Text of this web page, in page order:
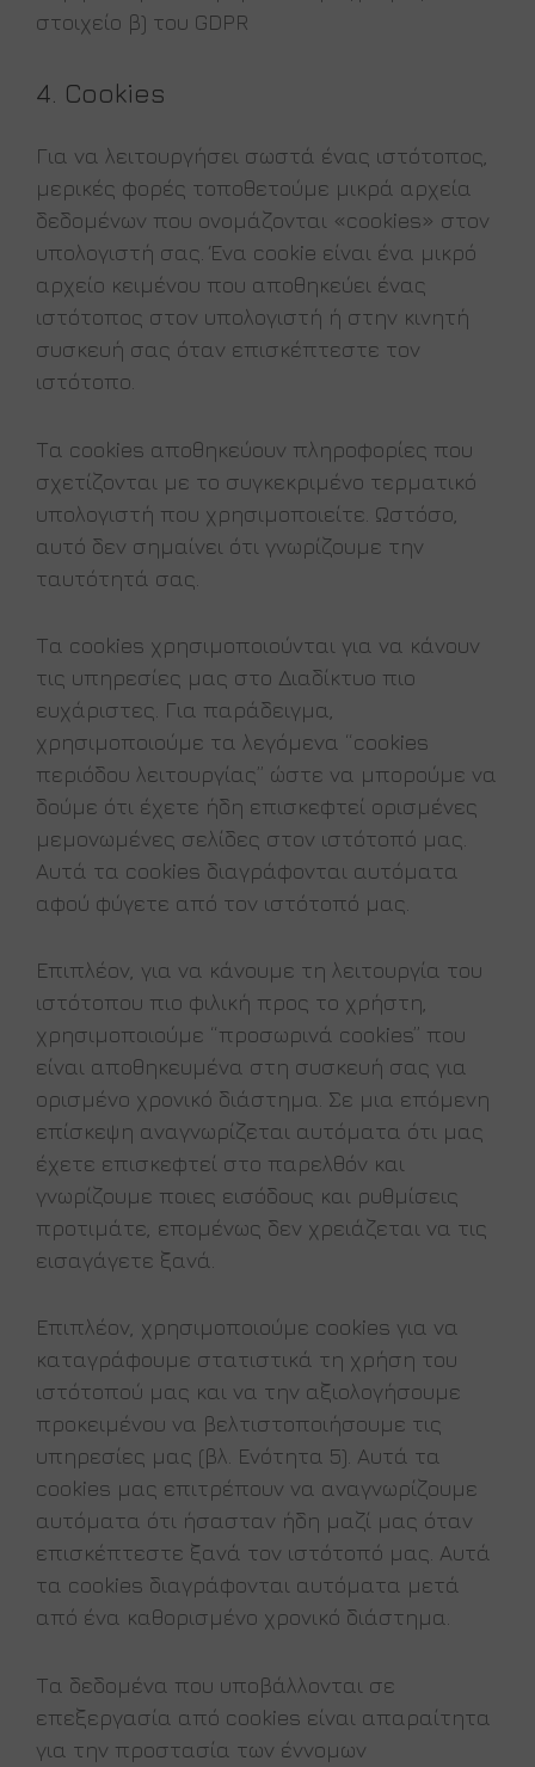
στοιχείο β) του GDPR
4. Cookies
Για να λειτουργήσει σωστά ένας ιστότοπος,
μερικές φορές τοποθετούμε μικρά αρχεία
δεδομένων που ονομάζονται «cookies» στον
υπολογιστή σας. Ένα cookie είναι ένα μικρό
αρχείο κειμένου που αποθηκεύει ένας
ιστότοπος στον υπολογιστή ή στην κινητή
συσκευή σας όταν επισκέπτεστε τον
ιστότοπο.
Τα cookies αποθηκεύουν πληροφορίες που
σχετίζονται με το συγκεκριμένο τερματικό
υπολογιστή που χρησιμοποιείτε. Ωστόσο,
αυτό δεν σημαίνει ότι γνωρίζουμε την
ταυτότητά σας.
Τα cookies χρησιμοποιούνται για να κάνουν
τις υπηρεσίες μας στο Διαδίκτυο πιο
ευχάριστες. Για παράδειγμα,
χρησιμοποιούμε τα λεγόμενα “cookies
περιόδου λειτουργίας” ώστε να μπορούμε να
δούμε ότι έχετε ήδη επισκεφτεί ορισμένες
μεμονωμένες σελίδες στον ιστότοπό μας.
Αυτά τα cookies διαγράφονται αυτόματα
αφού φύγετε από τον ιστότοπό μας.
Επιπλέον, για να κάνουμε τη λειτουργία του
ιστότοπου πιο φιλική προς το χρήστη,
χρησιμοποιούμε “προσωρινά cookies” που
είναι αποθηκευμένα στη συσκευή σας για
ορισμένο χρονικό διάστημα. Σε μια επόμενη
επίσκεψη αναγνωρίζεται αυτόματα ότι μας
έχετε επισκεφτεί στο παρελθόν και
γνωρίζουμε ποιες εισόδους και ρυθμίσεις
προτιμάτε, επομένως δεν χρειάζεται να τις
εισαγάγετε ξανά.
Επιπλέον, χρησιμοποιούμε cookies για να
καταγράφουμε στατιστικά τη χρήση του
ιστότοπού μας και να την αξιολογήσουμε
προκειμένου να βελτιστοποιήσουμε τις
υπηρεσίες μας (βλ. Ενότητα 5). Αυτά τα
cookies μας επιτρέπουν να αναγνωρίζουμε
αυτόματα ότι ήσασταν ήδη μαζί μας όταν
επισκέπτεστε ξανά τον ιστότοπό μας. Αυτά
τα cookies διαγράφονται αυτόματα μετά
από ένα καθορισμένο χρονικό διάστημα.
Τα δεδομένα που υποβάλλονται σε
επεξεργασία από cookies είναι απαραίτητα
για την προστασία των έννομων